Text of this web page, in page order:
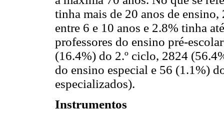
tinha mais de 20 anos de
entre 6 e 10 anos e 2.8% tinha
professores do ensino pré-
(16.4%) do 2.º ciclo, 2824
do ensino especial e 56 (1.1%)
especializados).
Instrumentos